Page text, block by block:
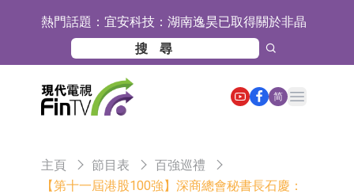
熱門話題： 宜安科技：湖南逸昊已取得關於非晶
合金項目環境影響報告表的批覆
石藥創新(300765.SZ)子公司SYS6037
注射液獲美國藥物還床試驗批准
華蘭生物：子公司華蘭疫苗正在開展
新型流感病毒mRNA疫苗研發工作
通靈股份：公司生產組裝的重載
商用車技術體系 並進入小規模商用示
京東物流與迅銷集團達成戰略合作 共
简
Open main menu
主頁 節目表
百強巡禮
【第十一屆港股100強】深商總會秘書長石慶：